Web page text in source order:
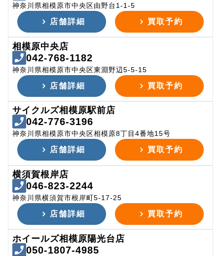
神奈川県相模原市中央区由野台1-1-5
店舗詳細 買取予約
相模原中央店
042-768-1182
神奈川県相模原市中央区東淵野辺5-5-15
店舗詳細 買取予約
サイクルズ相模原駅前店
042-776-3196
神奈川県相模原市中央区相模原8丁目4番地15号
店舗詳細 買取予約
横須賀根岸店
046-823-2244
神奈川県横須賀市根岸町5-17-25
店舗詳細 買取予約
ホイールズ相模原陽光台店
050-1807-4985